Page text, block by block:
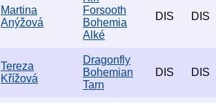
Martina
Anýžová
Forsooth
Bohemia
Alké
DIS DIS
Tereza
Křížová
Dragonfly
Bohemian
Tarn
DIS DIS